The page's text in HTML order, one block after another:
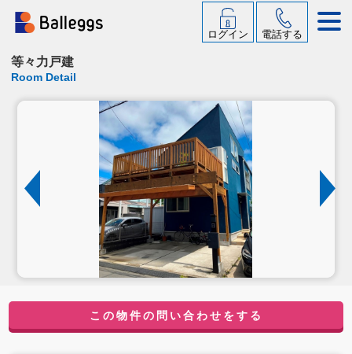
ログイン 電話する
等々力戸建
Room Detail
この物件の問い合わせをする